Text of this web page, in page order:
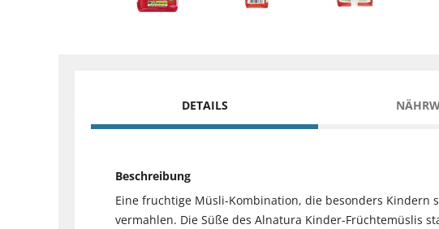
DETAILS
Beschreibung
Eine fruchtige Müsli-Kombination, die besonders Kindern
vermahlen. Die Süße des Alnatura Kinder-Früchtemüslis